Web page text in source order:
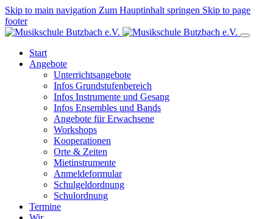
Skip to main navigation Zum Hauptinhalt springen Skip to page
footer
Start
Angebote
Unterrichtsangebote
Infos Grundstufenbereich
Infos Instrumente und Gesang
Infos Ensembles und Bands
Angebote für Erwachsene
Workshops
Kooperationen
Orte & Zeiten
Mietinstrumente
Anmeldeformular
Schulgeldordnung
Schulordnung
Termine